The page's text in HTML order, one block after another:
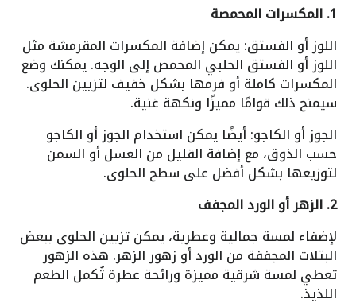
1. المكسرات المحمصة
اللوز أو الفستق: يمكن إضافة المكسرات المقرمشة مثل
اللوز أو الفستق الحلبي المحمص إلى الوجه. يمكنك وضع
المكسرات كاملة أو فرمها بشكل خفيف لتزيين الحلوى.
سيمنح ذلك قوامًا مميزًا ونكهة غنية.
الجوز أو الكاجو: أيضًا يمكن استخدام الجوز أو الكاجو
حسب الذوق، مع إضافة القليل من العسل أو السمن
لتوزيعها بشكل أفضل على سطح الحلوى.
2. الزهر أو الورد المجفف
لإضفاء لمسة جمالية وعطرية، يمكن تزيين الحلوى ببعض
البتلات المجففة من الورد أو زهور الزهر. هذه الزهور
تعطي لمسة شرقية مميزة ورائحة عطرة تُكمل الطعم
اللذيذ.